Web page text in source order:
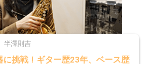
半澤則吉
に挑戦！ギター歴23年、ベース歴